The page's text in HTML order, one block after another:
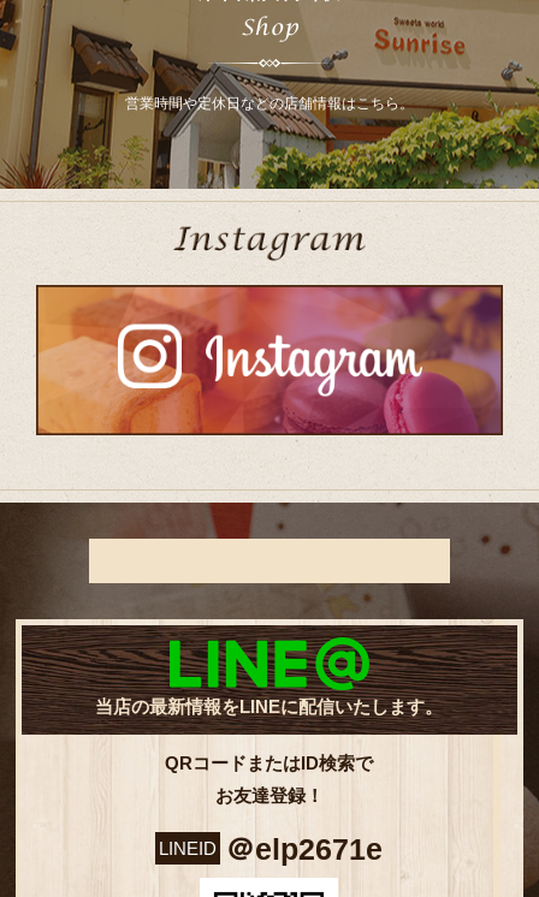
営業時間や定休日などの店舗情報はこちら。
当店の最新情報をLINEに配信いたします。
QRコードまたはID検索で
お友達登録！
LINEID ＠elp2671e